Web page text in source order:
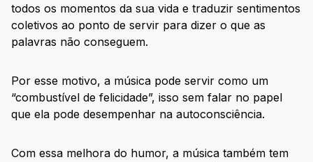
todos os momentos da sua vida e traduzir sentimentos
coletivos ao ponto de servir para dizer o que as
palavras não conseguem.
Por esse motivo, a música pode servir como um
“combustível de felicidade”, isso sem falar no papel
que ela pode desempenhar na autoconsciência.
Com essa melhora do humor, a música também tem